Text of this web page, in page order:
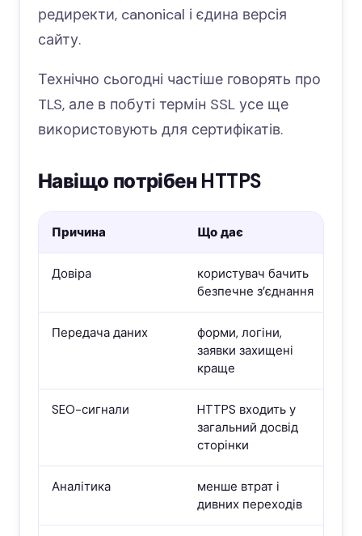
редиректи, canonical і єдина версія
сайту.
Технічно сьогодні частіше говорять про
TLS, але в побуті термін SSL усе ще
використовують для сертифікатів.
Навіщо потрібен HTTPS
Причина Що дає
Довіра
користувач бачить
безпечне з’єднання
Передача даних
форми, логіни,
заявки захищені
краще
SEO-сигнали
HTTPS входить у
загальний досвід
сторінки
Аналітика
менше втрат і
дивних переходів